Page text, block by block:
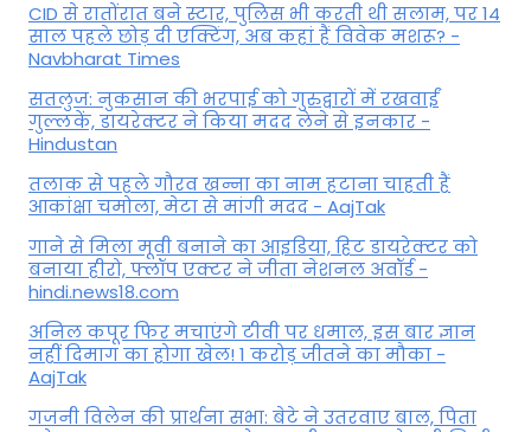
CID से रातोंरात बने स्टार, पुलिस भी करती थी सलाम, पर 14
साल पहले छोड़ दी एक्टिंग, अब कहां हैं विवेक मशरू? -
Navbharat Times
सतलुज: नुकसान की भरपाई को गुरुद्वारों में रखवाईं
गुल्लकें, डायरेक्टर ने किया मदद लेने से इनकार -
Hindustan
तलाक से पहले गौरव खन्ना का नाम हटाना चाहती हैं
आकांक्षा चमोला, मेटा से मांगी मदद - AajTak
गाने से मिला मूवी बनाने का आइडिया, हिट डायरेक्टर को
बनाया हीरो, फ्लॉप एक्टर ने जीता नेशनल अवॉर्ड -
hindi.news18.com
अनिल कपूर फिर मचाएंगे टीवी पर धमाल, इस बार ज्ञान
नहीं दिमाग का होगा खेल! 1 करोड़ जीतने का मौका -
AajTak
गजनी विलेन की प्रार्थना सभा: बेटे ने उतरवाए बाल, पिता